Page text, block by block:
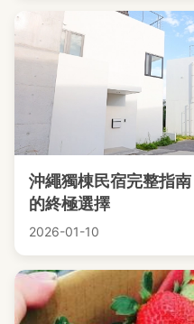
沖繩獨棟民宿完整指
的終極選擇
2026-01-10